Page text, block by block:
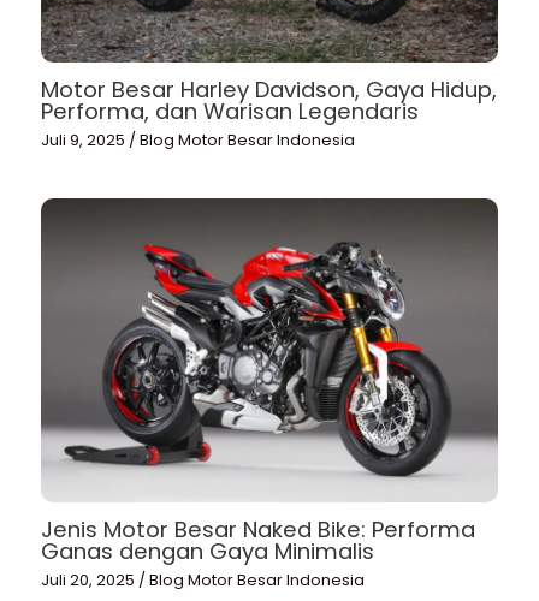
Motor Besar Harley Davidson, Gaya Hidup,
Performa, dan Warisan Legendaris
Juli 9, 2025 /Blog Motor Besar Indonesia
Jenis Motor Besar Naked Bike: Performa
Ganas dengan Gaya Minimalis
Juli 20, 2025 /Blog Motor Besar Indonesia